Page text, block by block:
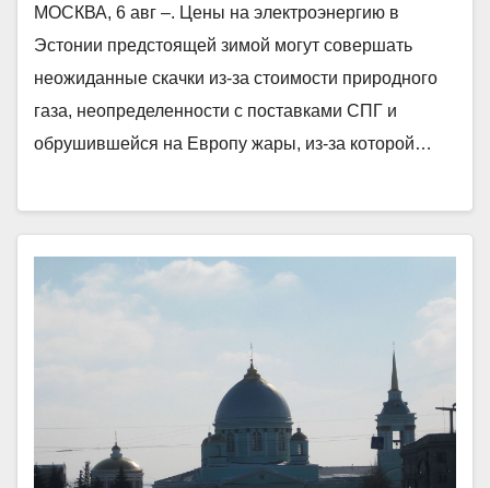
МОСКВА, 6 авг –. Цены на электроэнергию в
Эстонии предстоящей зимой могут совершать
неожиданные скачки из-за стоимости природного
газа, неопределенности с поставками СПГ и
обрушившейся на Европу жары, из-за которой…